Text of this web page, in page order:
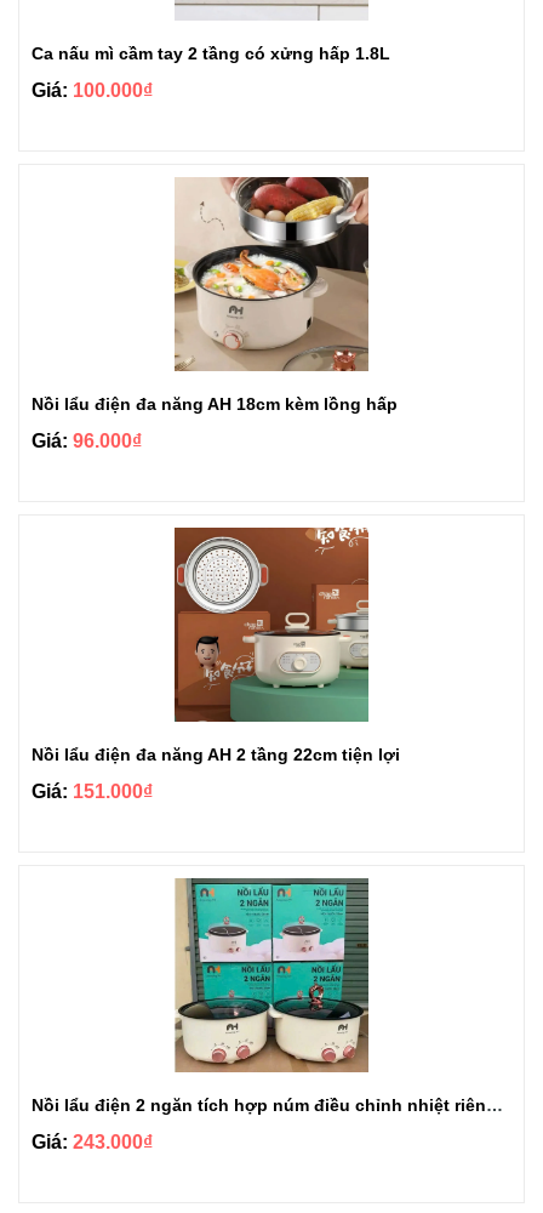
Ca nấu mì cầm tay 2 tầng có xửng hấp 1.8L
Giá: 100.000₫
Nồi lẩu điện đa năng AH 18cm kèm lồng hấp
Giá: 96.000₫
Nồi lẩu điện đa năng AH 2 tầng 22cm tiện lợi
Giá: 151.000₫
Nồi lẩu điện 2 ngăn tích hợp núm điều chỉnh nhiệt riêng biệt
Giá: 243.000₫